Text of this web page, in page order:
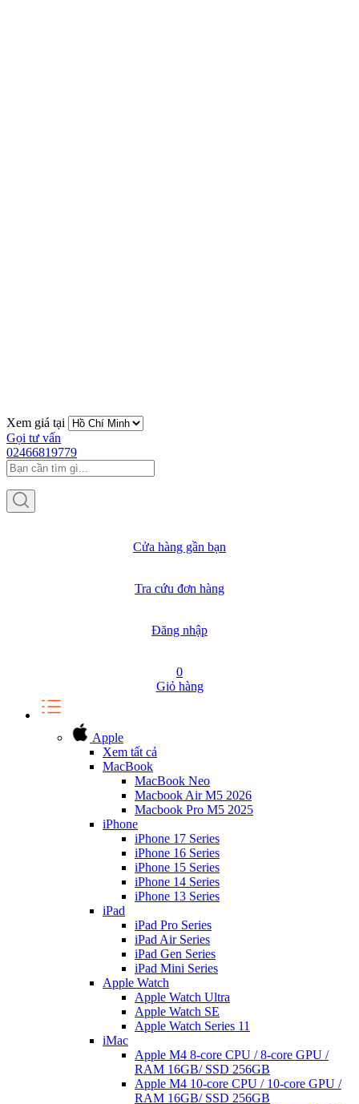
Xem giá tại
Gọi tư vấn
02466819779
Cửa hàng gần bạn
Tra cứu đơn hàng
Đăng nhập
0
Giỏ hàng
Apple
Xem tất cả
MacBook
MacBook Neo
Macbook Air M5 2026
Macbook Pro M5 2025
iPhone
iPhone 17 Series
iPhone 16 Series
iPhone 15 Series
iPhone 14 Series
iPhone 13 Series
iPad
iPad Pro Series
iPad Air Series
iPad Gen Series
iPad Mini Series
Apple Watch
Apple Watch Ultra
Apple Watch SE
Apple Watch Series 11
iMac
Apple M4 8-core CPU / 8-core GPU /
RAM 16GB/ SSD 256GB
Apple M4 10-core CPU / 10-core GPU /
RAM 16GB/ SSD 256GB